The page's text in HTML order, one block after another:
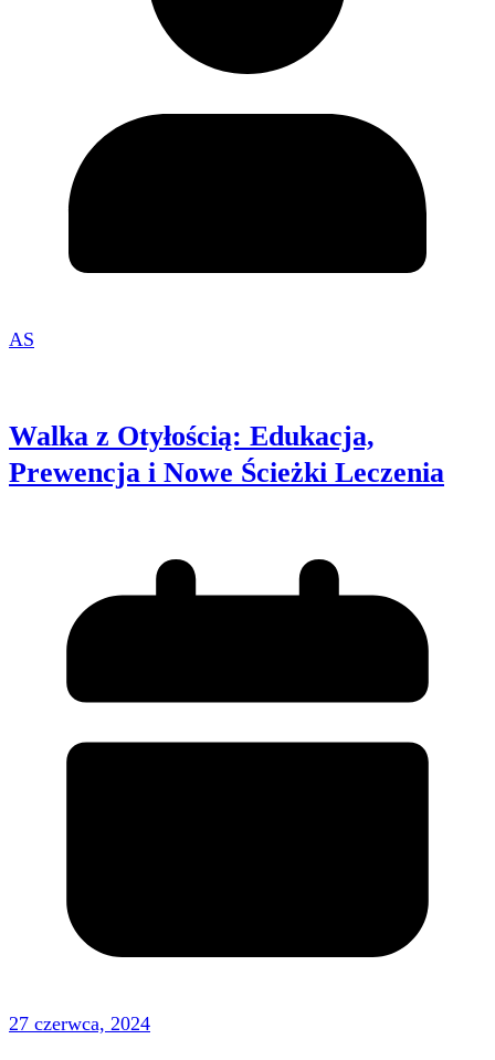
AS
Walka z Otyłością: Edukacja,
Prewencja i Nowe Ścieżki Leczenia
27 czerwca, 2024